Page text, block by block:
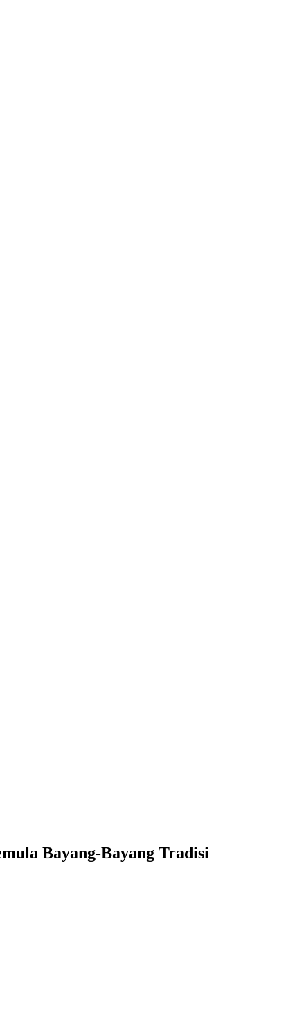
Bayang-Bayang Tradisi